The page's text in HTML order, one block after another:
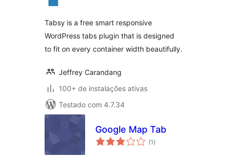
Tabsy is a free smart responsive
WordPress tabs plugin that is designed
to fit on every container width beautifully.
Jeffrey Carandang
100+ de instalações ativas
Testado com 4.7.34
Google Map Tab
(1 total
de
)